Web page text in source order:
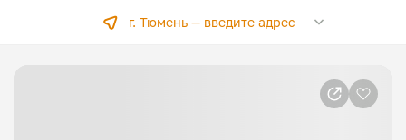
г. Тюмень — введите адрес